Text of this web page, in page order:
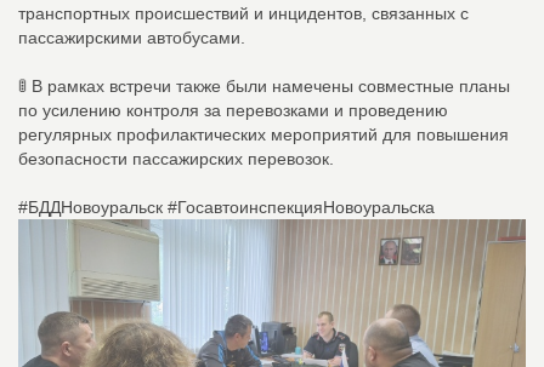
транспортных происшествий и инцидентов, связанных с
пассажирскими автобусами.
🚦 В рамках встречи также были намечены совместные планы
по усилению контроля за перевозками и проведению
регулярных профилактических мероприятий для повышения
безопасности пассажирских перевозок.
#БДДНовоуральск #ГосавтоинспекцияНовоуральска